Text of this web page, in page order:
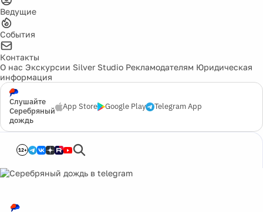
Ведущие
События
Контакты
О нас Экскурсии Silver Studio Рекламодателям Юридическая
информация
Слушайте
Серебряный
дождь
App Store Google Play Telegram App
12+